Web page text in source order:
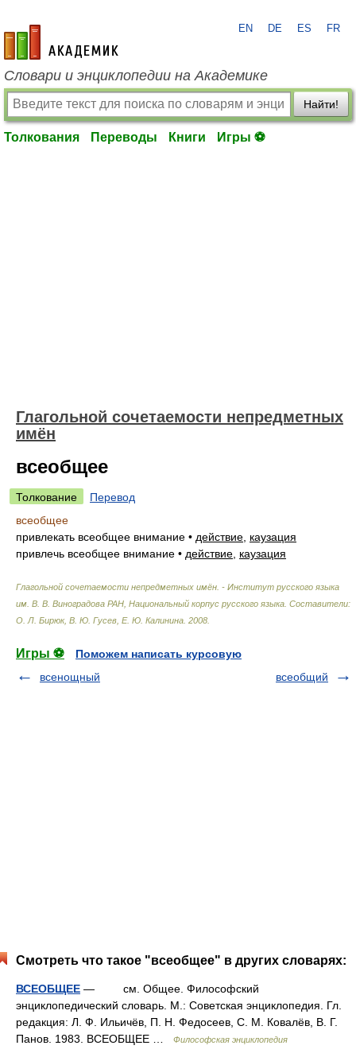
academic.ru
EN DE ES FR
Словари и энциклопедии на Академике
Найти!
Толкования Переводы Книги Игры ⚽
Глагольной сочетаемости непредметных
имён
всеобщее
Толкование
Перевод
всеобщее
привлекать всеобщее внимание • действие каузация
привлечь всеобщее внимание • действие каузация
Глагольной сочетаемости непредметных имён. - Институт русского языка
им. В. В. Виноградова РАН, Национальный корпус русского языка Составители:
О. Л. Бирюк, В. Ю. Гусев, Е. Ю. Калинина 2008
Игры ⚽
Поможем написать курсовую
всенощный
всеобщий
Смотреть что такое "всеобщее" в других словарях:
ВСЕОБЩЕЕ — см. Общее. Философский
энциклопедический словарь. М.: Советская энциклопедия. Гл.
редакция: Л. Ф. Ильичёв, П. Н. Федосеев, С. М. Ковалёв, В. Г.
Панов. 1983. ВСЕОБЩЕЕ …
Философская энциклопедия